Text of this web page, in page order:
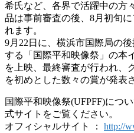
希氏など、各界で活躍中の方
品は事前審査の後、8月初旬
れます。
9月22日に、横浜市国際局の
する「国際平和映像祭」の本
を上映、最終審査が行われ、
を初めとした数々の賞が発表
国際平和映像祭(UFPFF)につ
式サイトをご覧ください。
オフィシャルサイト ： http://